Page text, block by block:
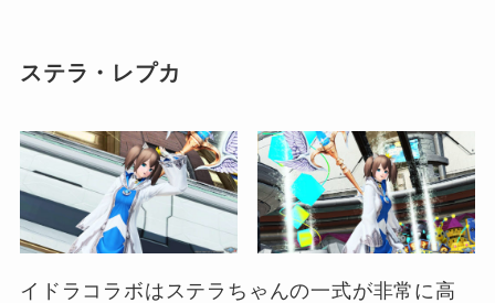
ステラ・レプカ
イドラコラボはステラちゃんの一式が非常に高